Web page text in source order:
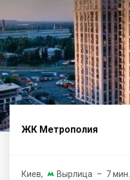
ЖК Метрополия
Киев,  Вырлица – 7 мин.